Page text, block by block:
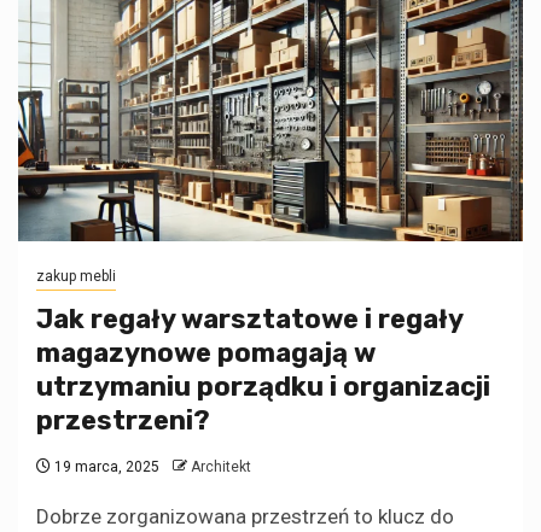
zakup mebli
Jak regały warsztatowe i regały
magazynowe pomagają w
utrzymaniu porządku i organizacji
przestrzeni?
19 marca, 2025 Architekt
Dobrze zorganizowana przestrzeń to klucz do